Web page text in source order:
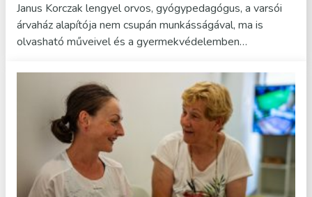
Janus Korczak lengyel orvos, gyógypedagógus, a varsói
árvaház alapítója nem csupán munkásságával, ma is
olvasható műveivel és a gyermekvédelemben…